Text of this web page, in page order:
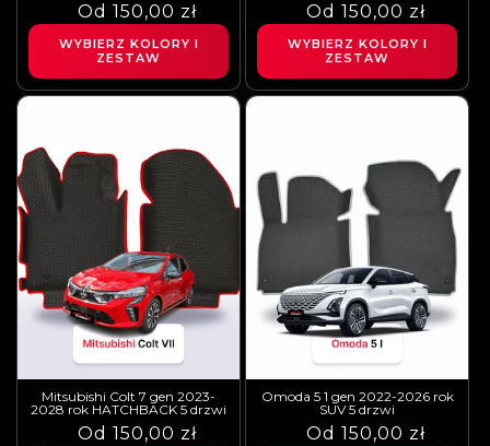
Cena
regularna
Cena
sprzedaży
Od 150,00 zł
WYBIERZ KOLORY I
ZESTAW
Cena
regularna
Cena
sprzedaży
Od 150,00 zł
WYBIERZ KOLORY I
ZESTAW
Mitsubishi Colt 7 gen 2023-
2028 rok HATCHBACK 5 drzwi
Cena
Cena
Od 150,00 zł
Omoda 5 1 gen 2022-2026 rok
SUV 5 drzwi
Cena
Cena
Od 150,00 zł